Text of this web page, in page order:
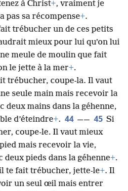
à Christ+, vraiment je
pas sa récompense+.
trébucher un de ces petits
mieux pour lui qu’on lui
meule de moulin que fait
le jette à la mer+.
trébucher, coupe-la. Il vaut
seule main mais recevoir la
deux mains dans la géhenne,
d’éteindre+. 44 —— 45 Si
coupe-le. Il vaut mieux
mais recevoir la vie,
deux pieds dans la géhenne+.
te fait trébucher, jette-le+. Il
un seul œil mais entrer